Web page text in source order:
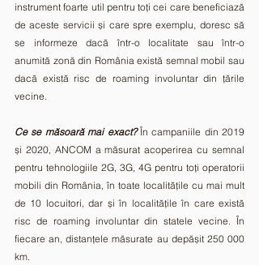
instrument foarte util pentru toți cei care beneficiază
de aceste servicii și care spre exemplu, doresc să
se informeze dacă într-o localitate sau într-o
anumită zonă din România există semnal mobil sau
dacă există risc de roaming involuntar din țările
vecine.
Ce se măsoară mai exact? În campaniile din 2019
și 2020, ANCOM a măsurat acoperirea cu semnal
pentru tehnologiile 2G, 3G, 4G pentru toți operatorii
mobili din România, în toate localitățile cu mai mult
de 10 locuitori, dar și în localitățile în care există
risc de roaming involuntar din statele vecine. În
fiecare an, distanțele măsurate au depășit 250 000
km.